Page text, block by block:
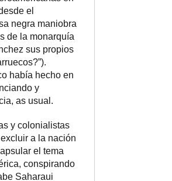
el
negra maniobra
de la monarquía
sus propios
había hecho en
y
as usual.
y colonialistas
a la nación
el tema
conspirando
Saharaui